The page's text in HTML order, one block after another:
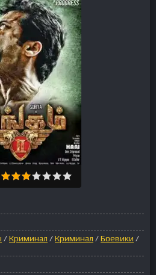
/Криминал /Криминал /Боевики /